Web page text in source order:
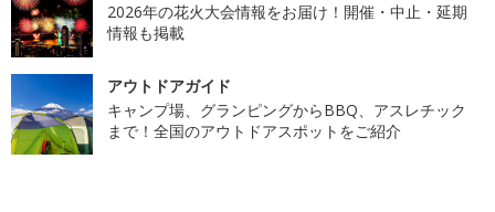
2026年の花火大会情報をお届け！開催・中止・延期
情報も掲載
アウトドアガイド
キャンプ場、グランピングからBBQ、アスレチック
まで！全国のアウトドアスポットをご紹介